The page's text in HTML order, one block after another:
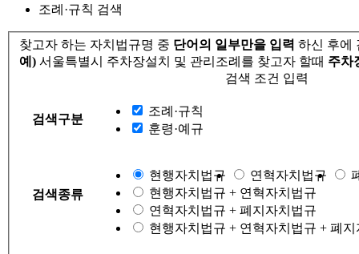
조례·규칙 검색
찾고자 하는 자치법규명 중 단어의 일부만을 입력 하신 후에
예) 서울특별시 주차장설치 및 관리조례를 찾고자 할때 주차
검색 조건 입력
검색구분
조례·규칙
훈령·예규
검색종류
현행자치법규 연혁자치법규
현행자치법규 + 연혁자치법규
연혁자치법규 + 폐지자치법규
현행자치법규 + 연혁자치법규 + 폐